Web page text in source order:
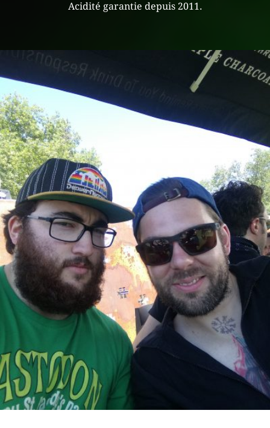
Acidité garantie depuis 2011.